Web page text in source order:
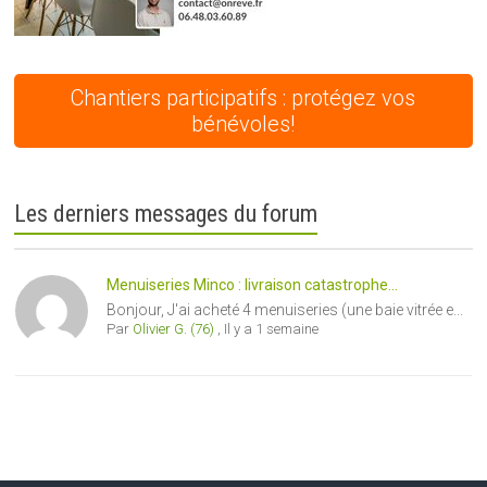
Chantiers participatifs : protégez vos
bénévoles!
Les derniers messages du forum
Menuiseries Minco : livraison catastrophe...
Bonjour, J'ai acheté 4 menuiseries (une baie vitrée e...
Par Olivier G. (76) Il y a 1 semaine